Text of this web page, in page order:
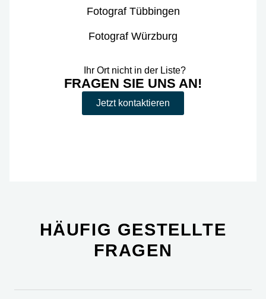
Fotograf Tübbingen
Fotograf Würzburg
Ihr Ort nicht in der Liste?
FRAGEN SIE UNS AN!
Jetzt kontaktieren
HÄUFIG GESTELLTE
FRAGEN